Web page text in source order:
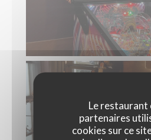
Le restaurant
partenaires
cookies sur ce